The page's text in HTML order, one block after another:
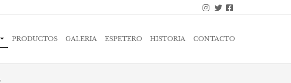
PRODUCTOS GALERIA ESPETERO HISTORIA CONTACTO